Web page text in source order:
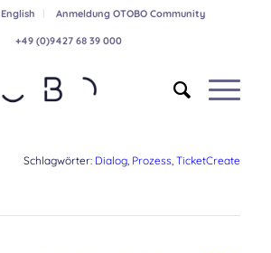
English Anmeldung OTOBO Community
+49 (0)9427 68 39 000
Schlagwörter: Dialog, Prozess,TicketCreate